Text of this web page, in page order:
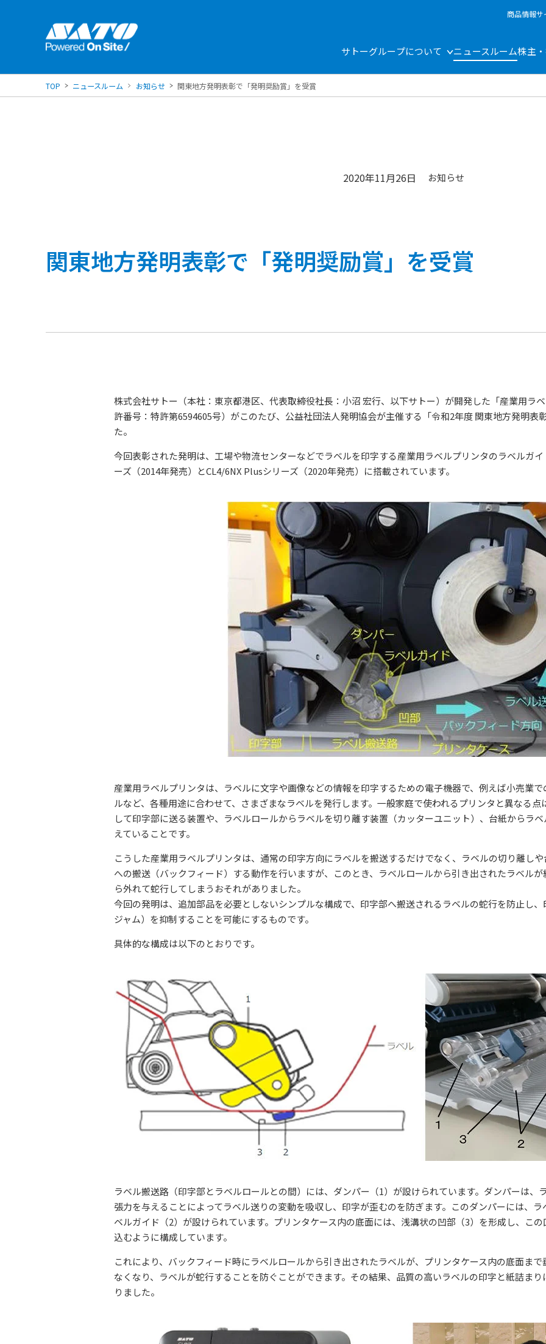
商品情報サ
サトーグループについて ニュースルーム株主
TOP ニュースルーム お知らせ 関東地方発明表彰で「発明奨励賞」を受賞
2020年11月26日 お知らせ
関東地方発明表彰で「発明奨励賞」を受賞
株式会社サトー（本社：東京都港区、代表取締役社長：小沼 宏行、以下サトー）が開発した「産業用ラ
許番号：特許第6594605号）がこのたび、公益社団法人発明協会が主催する「令和2年度 関東地方発明表
た。
今回表彰された発明は、工場や物流センターなどでラベルを印字する産業用ラベルプリンタのラベルガ
ーズ（2014年発売）とCL4/6NX Plusシリーズ（2020年発売）に搭載されています。
産業用ラベルプリンタは、ラベルに文字や画像などの情報を印字するための電子機器で、例えば小売業
ルなど、各種用途に合わせて、さまざまなラベルを発行します。一般家庭で使われるプリンタと異なる
して印字部に送る装置や、ラベルロールからラベルを切り離す装置（カッターユニット）、台紙からラ
えていることです。
こうした産業用ラベルプリンタは、通常の印字方向にラベルを搬送するだけでなく、ラベルの切り離し
への搬送（バックフィード）する動作を行いますが、このとき、ラベルロールから引き出されたラベル
ら外れて蛇行してしまうおそれがありました。
今回の発明は、追加部品を必要としないシンプルな構成で、印字部へ搬送されるラベルの蛇行を防止し
ジャム）を抑制することを可能にするものです。
具体的な構成は以下のとおりです。
ラベル搬送路（印字部とラベルロールとの間）には、ダンパー（1）が設けられています。ダンパーは、
張力を与えることによってラベル送りの変動を吸収し、印字が歪むのを防ぎます。このダンパーには、
ベルガイド（2）が設けられています。プリンタケース内の底面には、浅溝状の凹部（3）を形成し、こ
込むように構成しています。
これにより、バックフィード時にラベルロールから引き出されたラベルが、プリンタケース内の底面ま
なくなり、ラベルが蛇行することを防ぐことができます。その結果、品質の高いラベルの印字と紙詰ま
りました。